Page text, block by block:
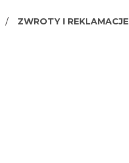
ZWROTY I REKLAMACJE